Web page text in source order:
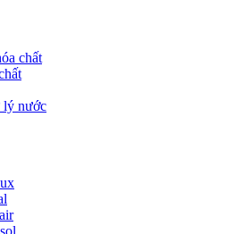
chất
lý nước